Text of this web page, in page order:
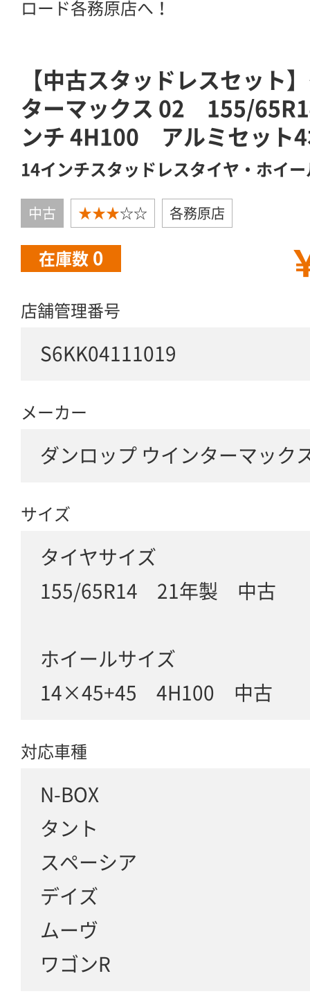
ロード各務原店へ！
【中古スタッドレスセット
ターマックス 02 155/
ンチ 4H100 アルミセット
14インチスタッドレスタイヤ・ホイ
中古 ★★★☆☆ 各務原店
在庫数 0
店舗管理番号
S6KK04111019
メーカー
ダンロップ ウインターマッ
サイズ
タイヤサイズ
155/65R14 21年製 中古
ホイールサイズ
14×45+45 4H100 中古
対応車種
N-BOX
タント
スペーシア
デイズ
ムーヴ
ワゴンR